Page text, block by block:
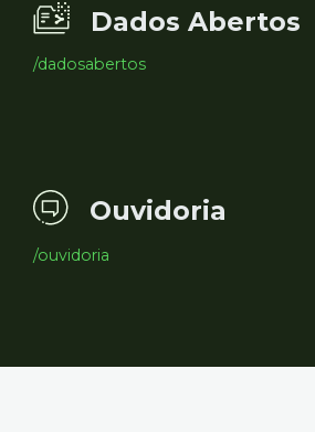
Dados Abertos
/dadosabertos
Ouvidoria
/ouvidoria